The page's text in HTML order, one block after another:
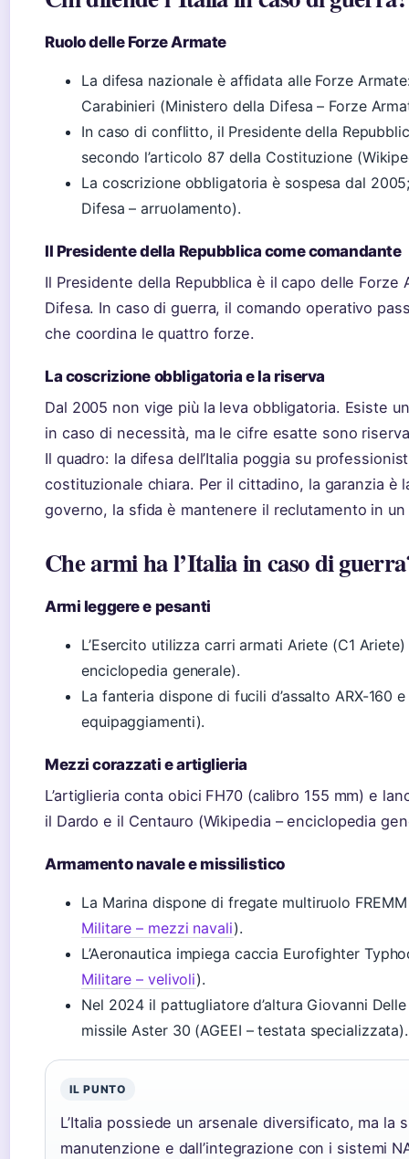
Ruolo delle Forze Armate
La difesa nazionale è affidata alle Forze
Carabinieri (Ministero della Difesa – Forze
In caso di conflitto, il Presidente della
secondo l’articolo 87 della Costituzione
La coscrizione obbligatoria è sospesa dal
Difesa – arruolamento).
Il Presidente della Repubblica come comandante
Il Presidente della Repubblica è il capo delle
Difesa. In caso di guerra, il comando operativo
che coordina le quattro forze.
La coscrizione obbligatoria e la riserva
Dal 2005 non vige più la leva obbligatoria. Esiste
in caso di necessità, ma le cifre esatte sono
Il quadro: la difesa dell’Italia poggia su
costituzionale chiara. Per il cittadino, la garanzia è
governo, la sfida è mantenere il reclutamento in
Che armi ha l’Italia in caso di
Armi leggere e pesanti
L’Esercito utilizza carri armati Ariete (C1
enciclopedia generale).
La fanteria dispone di fucili d’assalto ARX-
equipaggiamenti).
Mezzi corazzati e artiglieria
L’artiglieria conta obici FH70 (calibro 155 mm) e
il Dardo e il Centauro (Wikipedia – enciclopedia
Armamento navale e missilistico
La Marina dispone di fregate multiruolo
Militare – mezzi navali).
L’Aeronautica impiega caccia Eurofighter
Militare – velivoli).
Nel 2024 il pattugliatore d’altura Giovanni
missile Aster 30 (AGEEI – testata specializzata).
IL PUNTO
L’Italia possiede un arsenale diversificato, ma la
manutenzione e dall’integrazione con i sistemi